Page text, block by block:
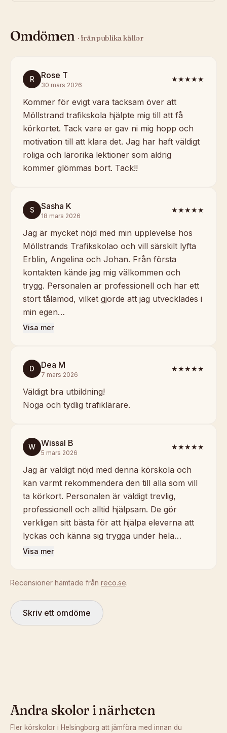
Omdömen · från publika källor
R Rose T
30 mars 2026
★★★★★
Kommer för evigt vara tacksam över att
Möllstrand trafikskola hjälpte mig till att få
körkortet. Tack vare er gav ni mig hopp och
motivation till att klara det. Jag har haft väldigt
roliga och lärorika lektioner som aldrig
kommer glömmas bort. Tack!!
S Sasha K
18 mars 2026
★★★★★
Jag är mycket nöjd med min upplevelse hos
Möllstrands Trafikskolao och vill särskilt lyfta
Erblin, Angelina och Johan. Från första
kontakten kände jag mig välkommen och
trygg. Personalen är professionell och har ett
stort tålamod, vilket gjorde att jag utvecklades i
min egen…
Visa mer
D Dea M
7 mars 2026
★★★★★
Väldigt bra utbildning!
Noga och tydlig trafiklärare.
W Wissal B
5 mars 2026
★★★★★
Jag är väldigt nöjd med denna körskola och
kan varmt rekommendera den till alla som vill
ta körkort. Personalen är väldigt trevlig,
professionell och alltid hjälpsam. De gör
verkligen sitt bästa för att hjälpa eleverna att
lyckas och känna sig trygga under hela…
Visa mer
Recensioner hämtade från reco.se.
Skriv ett omdöme
Andra skolor i närheten
Fler körskolor i Helsingborg att jämföra med innan du